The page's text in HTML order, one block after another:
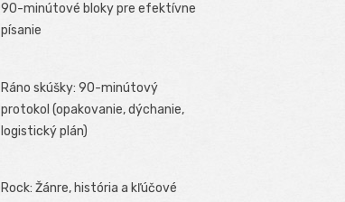
90-minútové bloky pre efektívne
písanie
Ráno skúšky: 90-minútový
protokol (opakovanie, dýchanie,
logistický plán)
Rock: Žánre, história a kľúčové